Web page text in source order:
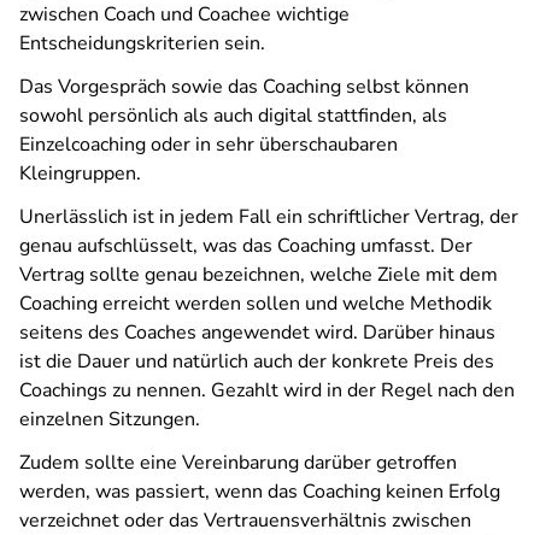
zwischen Coach und Coachee wichtige
Entscheidungskriterien sein.
Das Vorgespräch sowie das Coaching selbst können
sowohl persönlich als auch digital stattfinden, als
Einzelcoaching oder in sehr überschaubaren
Kleingruppen.
Unerlässlich ist in jedem Fall ein schriftlicher Vertrag, der
genau aufschlüsselt, was das Coaching umfasst. Der
Vertrag sollte genau bezeichnen, welche Ziele mit dem
Coaching erreicht werden sollen und welche Methodik
seitens des Coaches angewendet wird. Darüber hinaus
ist die Dauer und natürlich auch der konkrete Preis des
Coachings zu nennen. Gezahlt wird in der Regel nach den
einzelnen Sitzungen.
Zudem sollte eine Vereinbarung darüber getroffen
werden, was passiert, wenn das Coaching keinen Erfolg
verzeichnet oder das Vertrauensverhältnis zwischen